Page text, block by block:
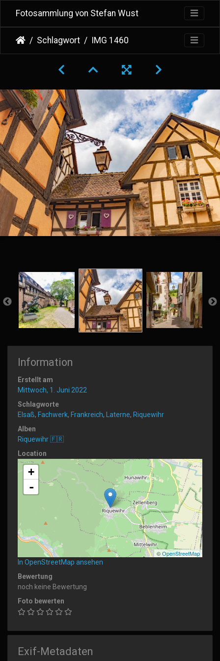
Fotosammlung von Stefan Wust
Schlagwort IMG 1460
Information
Erstellt am
Mittwoch, 1. Juni 2022
Schlagworte
Elsaß, Fachwerk, Frankreich, Laterne, Riquewihr
Alben
Riquewihr 🇫🇷
Location
+
-
©OpenStreetMap
In OpenStreetMap ansehen
Bewertung
noch keine Bewertung
Foto bewerten
Exif-Metadaten